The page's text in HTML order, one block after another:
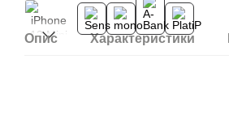
Опис Характеристики